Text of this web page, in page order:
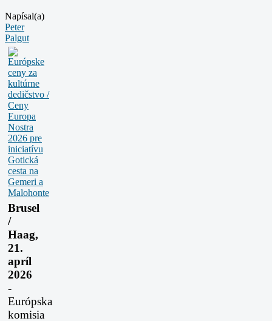
Napísal(a)
Peter
Palgut
Brusel
/
Haag,
21.
apríl
2026
-
Európska
komisia